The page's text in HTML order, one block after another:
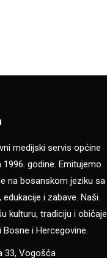
medijski servis općine
godine. Emitujemo
na bosanskom jeziku sa
i zabave. Naši
kulturu, tradiciju i običaje
i Hercegovine.
33, Vogošća